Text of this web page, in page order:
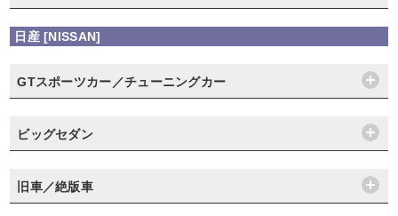
日産 [NISSAN]
GTスポーツカー／チューニングカー
ビッグセダン
旧車／絶版車